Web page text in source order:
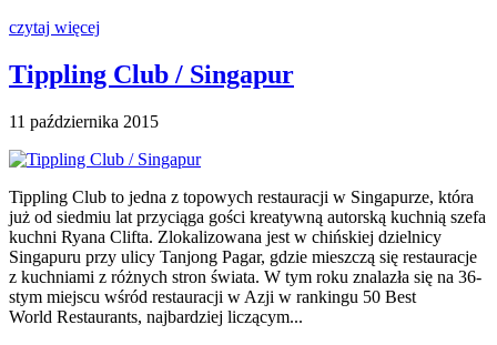
czytaj więcej
Tippling Club / Singapur
11 października 2015
Tippling Club to jedna z topowych restauracji w Singapurze, która
już od siedmiu lat przyciąga gości kreatywną autorską kuchnią szefa
kuchni Ryana Clifta. Zlokalizowana jest w chińskiej dzielnicy
Singapuru przy ulicy Tanjong Pagar, gdzie mieszczą się restauracje
z kuchniami z różnych stron świata. W tym roku znalazła się na 36-
stym miejscu wśród restauracji w Azji w rankingu 50 Best
World Restaurants, najbardziej liczącym...